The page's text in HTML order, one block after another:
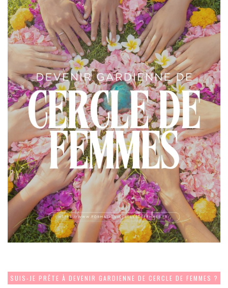
SUIS-JE PRÊTE À DEVENIR GARDIENNE DE CERCLE DE FEMMES ?